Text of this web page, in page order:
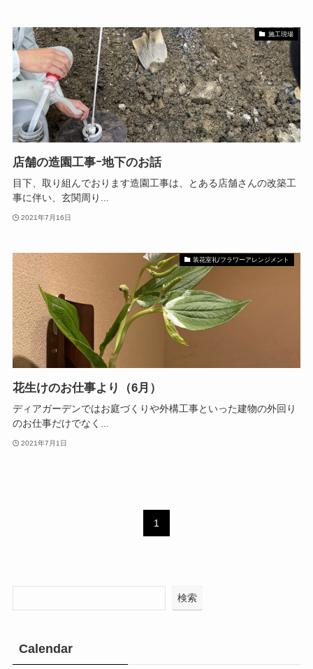
施工現場
店舗の造園工事ｰ地下のお話
目下、取り組んでおります造園工事は、とある店舗さんの改築工
事に伴い、玄関周り...
2021年7月16日
装花室礼/フラワーアレンジメント
花生けのお仕事より（6月）
ディアガーデンではお庭づくりや外構工事といった建物の外回り
のお仕事だけでなく...
2021年7月1日
1
検索
Calendar